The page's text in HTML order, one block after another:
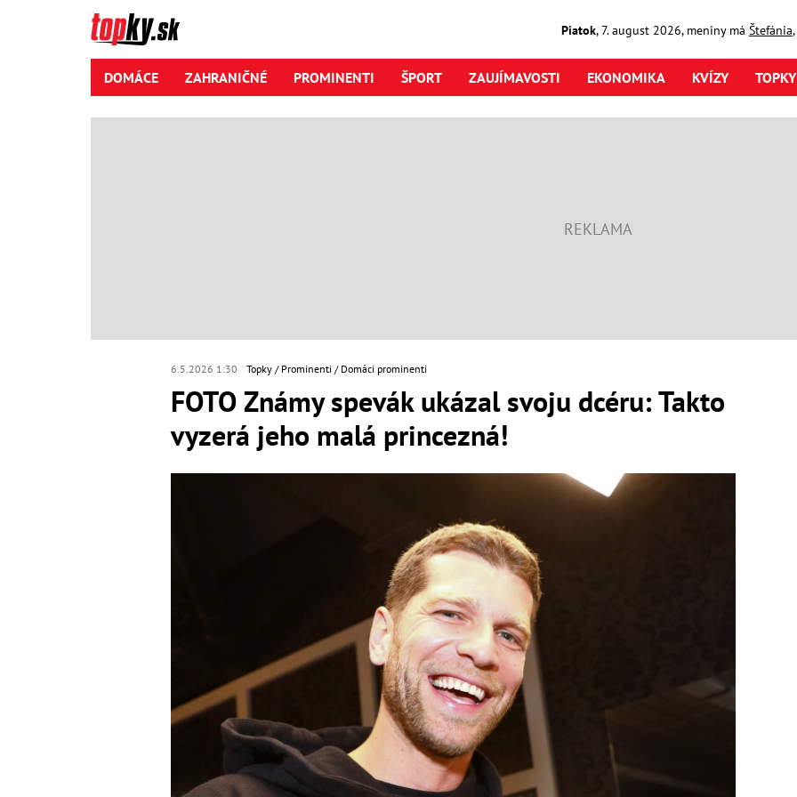
Piatok,7. august2026, meniny má Štefánia
DOMÁCE ZAHRANIČNÉ PROMINENTI ŠPORT ZAUJÍMAVOSTI EKONOMIKA KVÍZY
6.5.2026 1:30 Topky Prominenti Domáci prominenti
FOTO Známy spevák ukázal svoju dcéru: Takto
vyzerá jeho malá princezná!